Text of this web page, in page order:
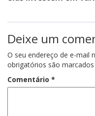
Deixe um
O seu endereço de e-mail
obrigatórios são
Comentário *